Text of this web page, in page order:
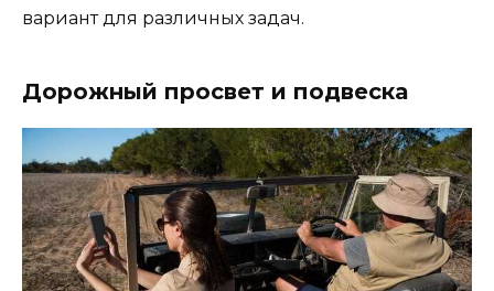
вариант для различных задач.
Дорожный просвет и подвеска